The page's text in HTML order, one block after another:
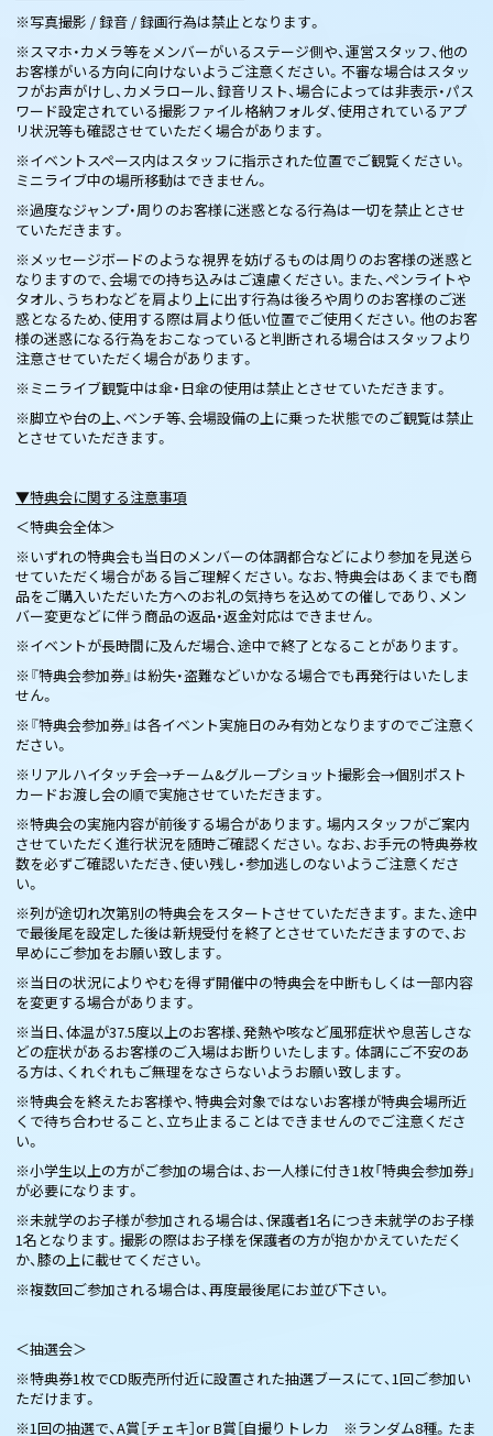
※写真撮影 / 録音 / 録画行為は禁止となります。
※スマホ・カメラ等をメンバーがいるステージ側や、運営スタッフ、他の
お客様がいる方向に向けないようご注意ください。不審な場合はスタッ
フがお声がけし、カメラロール、録音リスト、場合によっては非表示・パス
ワード設定されている撮影ファイル格納フォルダ、使用されているアプ
リ状況等も確認させていただく場合があります。
※イベントスペース内はスタッフに指示された位置でご観覧ください。
ミニライブ中の場所移動はできません。
※過度なジャンプ・周りのお客様に迷惑となる行為は一切を禁止とさせ
ていただきます。
※メッセージボードのような視界を妨げるものは周りのお客様の迷惑と
なりますので、会場での持ち込みはご遠慮ください。また、ペンライトや
タオル、うちわなどを肩より上に出す行為は後ろや周りのお客様のご迷
惑となるため、使用する際は肩より低い位置でご使用ください。他のお客
様の迷惑になる行為をおこなっていると判断される場合はスタッフより
注意させていただく場合があります。
※ミニライブ観覧中は傘・日傘の使用は禁止とさせていただきます。
※脚立や台の上、ベンチ等、会場設備の上に乗った状態でのご観覧は禁止
とさせていただきます。
▼特典会に関する注意事項
＜特典会全体＞
※いずれの特典会も当日のメンバーの体調都合などにより参加を見送ら
せていただく場合がある旨ご理解ください。なお、特典会はあくまでも商
品をご購入いただいた方へのお礼の気持ちを込めての催しであり、メン
バー変更などに伴う商品の返品・返金対応はできません。
※イベントが長時間に及んだ場合、途中で終了となることがあります。
※『特典会参加券』は紛失・盗難などいかなる場合でも再発行はいたしま
せん。
※『特典会参加券』は各イベント実施日のみ有効となりますのでご注意く
ださい。
※リアルハイタッチ会→チーム&グループショット撮影会→個別ポスト
カードお渡し会の順で実施させていただきます。
※特典会の実施内容が前後する場合があります。場内スタッフがご案内
させていただく進行状況を随時ご確認ください。なお、お手元の特典券枚
数を必ずご確認いただき、使い残し・参加逃しのないようご注意くださ
い。
※列が途切れ次第別の特典会をスタートさせていただきます。また、途中
で最後尾を設定した後は新規受付を終了とさせていただきますので、お
早めにご参加をお願い致します。
※当日の状況によりやむを得ず開催中の特典会を中断もしくは一部内容
を変更する場合があります。
※当日、体温が37.5度以上のお客様、発熱や咳など風邪症状や息苦しさな
どの症状があるお客様のご入場はお断りいたします。体調にご不安のあ
る方は、くれぐれもご無理をなさらないようお願い致します。
※特典会を終えたお客様や、特典会対象ではないお客様が特典会場所近
くで待ち合わせること、立ち止まることはできませんのでご注意くださ
い。
※小学生以上の方がご参加の場合は、お一人様に付き1枚「特典会参加券」
が必要になります。
※未就学のお子様が参加される場合は、保護者1名につき未就学のお子様
1名となります。撮影の際はお子様を保護者の方が抱かかえていただく
か、膝の上に載せてください。
※複数回ご参加される場合は、再度最後尾にお並び下さい。
＜抽選会＞
※特典券1枚でCD販売所付近に設置された抽選ブースにて、1回ご参加い
ただけます。
※1回の抽選で、A賞［チェキ］or B賞［自撮りトレカ ※ランダム8種。たま